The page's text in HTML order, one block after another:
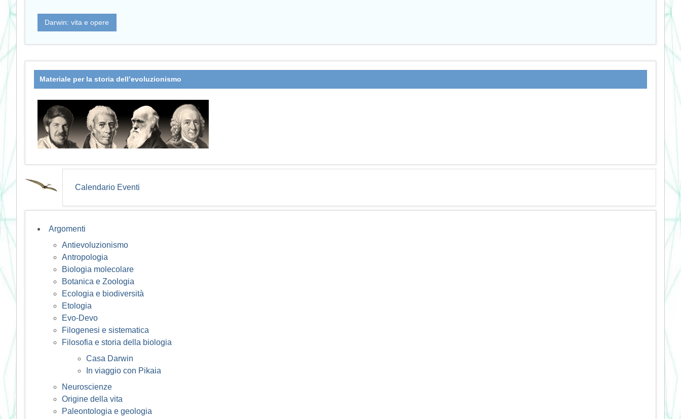
Darwin: vita e opere
Materiale per la storia dell’evoluzionismo
Calendario Eventi
Argomenti
Antievoluzionismo
Antropologia
Biologia molecolare
Botanica e Zoologia
Ecologia e biodiversità
Etologia
Evo-Devo
Filogenesi e sistematica
Filosofia e storia della biologia
Casa Darwin
In viaggio con Pikaia
Neuroscienze
Origine della vita
Paleontologia e geologia